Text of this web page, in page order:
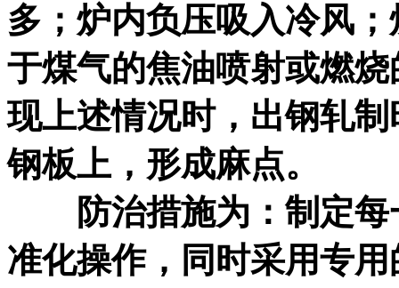
多；炉内负压吸入冷风
于煤气的焦油喷射或燃
现上述情况时，出钢轧
钢板上，形成麻点。
防治措施为：制定
准化操作，同时采用专